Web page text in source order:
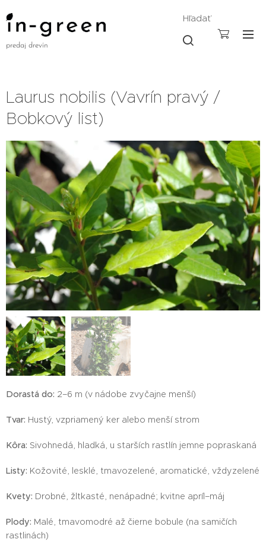
predaj drevín
Hľadať
Laurus nobilis (Vavrín pravý /
Bobkový list)
Dorastá do: 2–6 m (v nádobe zvyčajne menší)
Tvar: Hustý, vzpriamený ker alebo menší strom
Kôra: Sivohnedá, hladká, u starších rastlín jemne popraskaná
Listy: Kožovité, lesklé, tmavozelené, aromatické, vždyzelené
Kvety: Drobné, žltkasté, nenápadné; kvitne apríl–máj
Plody: Malé, tmavomodré až čierne bobule (na samičích
rastlinách)